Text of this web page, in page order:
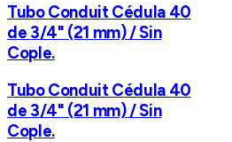
Tubo Conduit Cédula 40
de 3/4" (21 mm) / Sin
Cople.
Tubo Conduit Cédula 40
de 3/4" (21 mm) / Sin
Cople.